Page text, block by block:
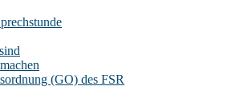
(GO) des FSR